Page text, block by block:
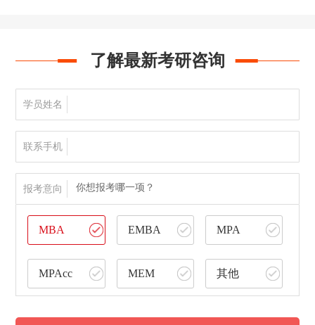
了解最新考研咨询
学员姓名
联系手机
报考意向 你想报考哪一项？
MBA EMBA MPA
MPAcc MEM 其他